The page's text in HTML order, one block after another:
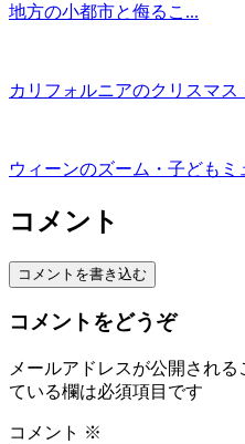
地方の小都市と侮るこ...
カリフォルニアのクリスマス
ウィーンのズーム・子ども
コメント
コメントを書き込む
コメントをどうぞ
メールアドレスが公開される
ている欄は必須項目です
コメント ※